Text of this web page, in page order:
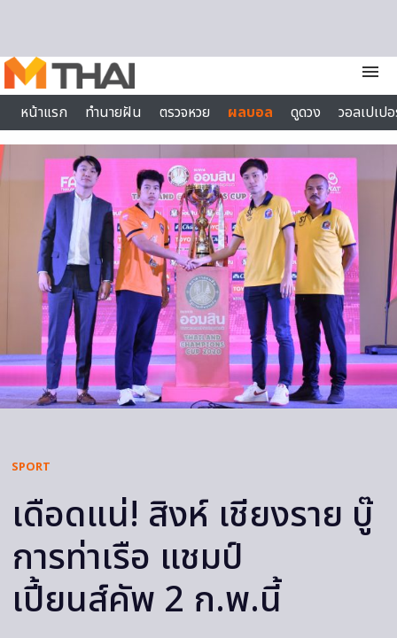
menu
หน้าแรก
ทำนายฝัน ตรวจหวย ผลบอล ดูดวง
วอลเปเป
ไลฟ์สไตล์
SPORT
เดือดแน่!​ สิงห์​ เชียงราย​ บู๊​
การท่าเรือ​ แชมป์
เปี้ยนส์คัพ​ 2​ ก.พ.นี้